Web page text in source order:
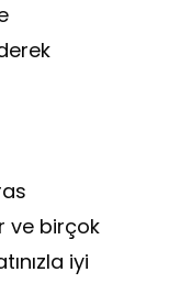
ve birçok
iyi